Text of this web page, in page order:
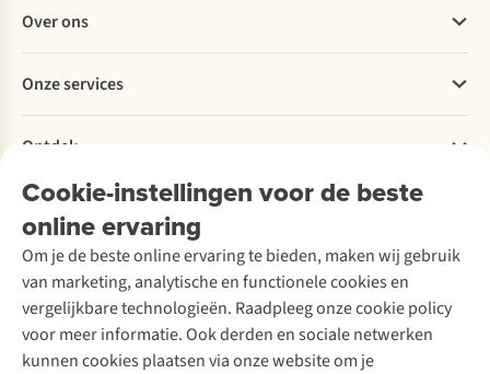
Cookie-instellingen voor de beste
online ervaring
Om je de beste online ervaring te bieden, maken wij gebruik
van marketing, analytische en functionele cookies en
vergelijkbare technologieën. Raadpleeg onze cookie policy
voor meer informatie. Ook derden en sociale netwerken
kunnen cookies plaatsen via onze website om je
Bestellen
Betalen
Levering
Retourneren
Bestelling herroepen
Garantie
Contact
Over ons
Explore More
Verantwoord ondernemen
Over Ayacucho
Onze winkels
Over A.S.Adventure
Toegankelijkheidsverklaring
Onze services
Ski-onderhoud
Wasservice
Schoenonderhoud
Schoenherstelling
Kledingherstelling
Retouches
Voor bedrijven
Ontdek
A.S.Magazine
Podcast
Explore Academy
Explore Camp
Gear Check
Inspiratie & advies
Meld je aan voor de nieuwsbrief
Follow us